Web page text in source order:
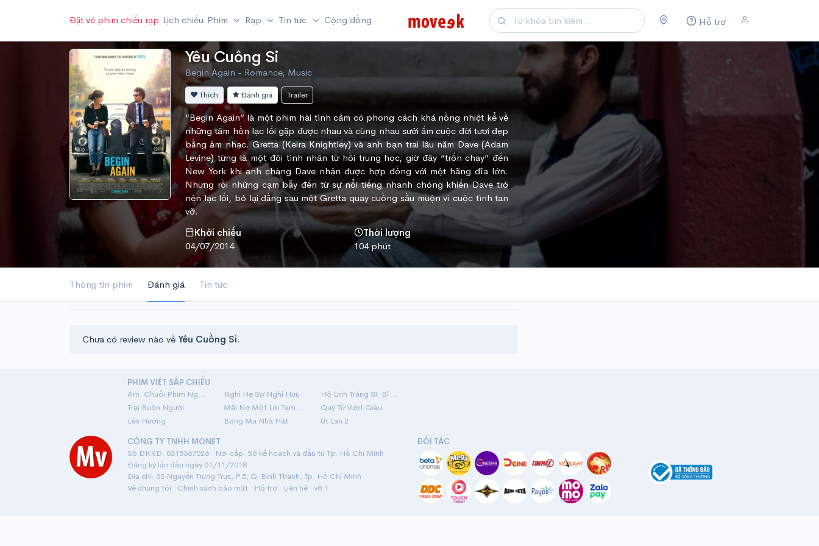
Hỗ trợ
Đặt vé phim chiếu rạp Lịch chiếu Phim Rạp Tin tức Cộng đồng
Yêu Cuồng Si
Begin Again - Romance, Music
Thích Đánh giá Trailer
“Begin Again” là một phim hài tình cảm có phong cách khá nồng nhiệt kể về
những tâm hồn lạc lối gặp được nhau và cùng nhau sưởi ấm cuộc đời tươi đẹp
bằng âm nhạc. Gretta (Keira Knightley) và anh bạn trai lâu năm Dave (Adam
Levine) từng là một đôi tình nhân từ hồi trung học, giờ đây “trốn chạy” đến
New York khi anh chàng Dave nhận được hợp đồng với một hãng đĩa lớn.
Nhưng rồi những cạm bẫy đến từ sự nổi tiếng nhanh chóng khiến Dave trở
nên lạc lối, bỏ lại đằng sau một Gretta quay cuồng sầu muộn vì cuộc tình tan
vỡ.
Khởi chiếu
04/07/2014
Thời lượng
104 phút
Thông tin phim Đánh giá Tin tức
Chưa có review nào về Yêu Cuồng Si.
PHIM VIỆT SẮP CHIẾU
Ám: Chuỗi Phim Ngắn Linh Dị
Nghỉ Hè Sợ Nghỉ Hưu
Hộ Linh Tráng Sĩ: Bí Ẩn Mộ Vua Đinh
Trại Buôn Người
Mãi Nợ Một Lời Tạm Biệt
Quý Tử Vượt Giàu
Lên Hương
Bóng Ma Nhà Hát
Út Lan 2
CÔNG TY TNHH MONET
Số ĐKKD: 0315367026 · Nơi cấp: Sở kế hoạch và đầu tư Tp. Hồ Chí Minh ·
Đăng ký lần đầu ngày 01/11/2018
Địa chỉ: 33 Nguyễn Trung Trực, P.5, Q. Bình Thạnh, Tp. Hồ Chí Minh
Về chúng tôi · Chính sách bảo mật· Hỗ trợ· Liên hệ· v8.1
ĐỐI TÁC